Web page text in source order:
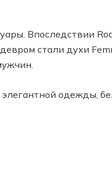
Впоследствии
стали духи
одежды,